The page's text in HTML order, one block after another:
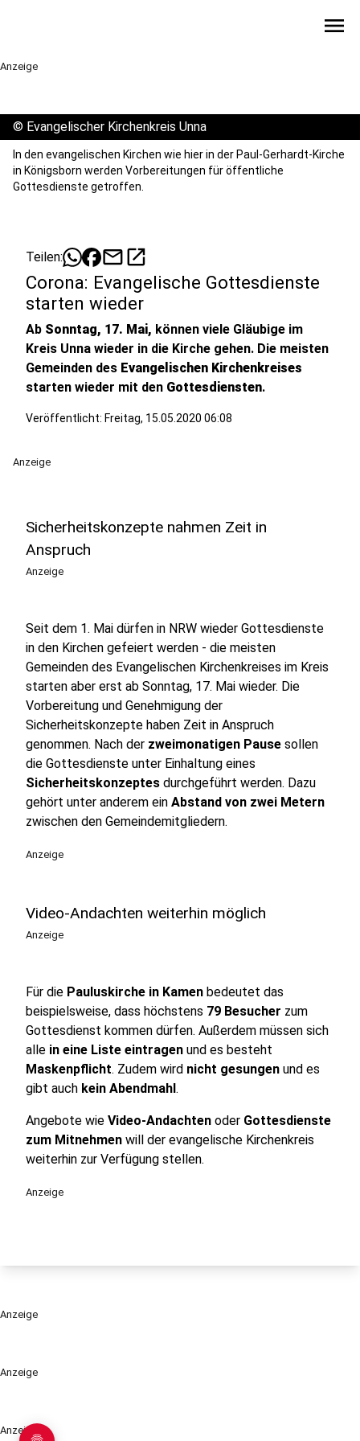
menu
Anzeige
Anzeige
Anzeige
© Evangelischer Kirchenkreis Unna
In den evangelischen Kirchen wie hier in der Paul-Gerhardt-Kirche
in Königsborn werden Vorbereitungen für öffentliche
Gottesdienste getroffen.
Teilen: mailopen_in_new
Corona: Evangelische Gottesdienste
starten wieder
Ab Sonntag, 17. Mai, können viele Gläubige im
Kreis Unna wieder in die Kirche gehen. Die meisten
Gemeinden des Evangelischen Kirchenkreises
starten wieder mit den Gottesdiensten.
Veröffentlicht: Freitag, 15.05.2020 06:08
Anzeige
Sicherheitskonzepte nahmen Zeit in
Anspruch
Anzeige
Seit dem 1. Mai dürfen in NRW wieder Gottesdienste
in den Kirchen gefeiert werden - die meisten
Gemeinden des Evangelischen Kirchenkreises im Kreis
starten aber erst ab Sonntag, 17. Mai wieder. Die
Vorbereitung und Genehmigung der
Sicherheitskonzepte haben Zeit in Anspruch
genommen. Nach der zweimonatigen Pause sollen
die Gottesdienste unter Einhaltung eines
Sicherheitskonzeptes durchgeführt werden. Dazu
gehört unter anderem ein Abstand von zwei Metern
zwischen den Gemeindemitgliedern.
Anzeige
Video-Andachten weiterhin möglich
Anzeige
Für die Pauluskirche in Kamen bedeutet das
beispielsweise, dass höchstens 79 Besucher zum
Gottesdienst kommen dürfen. Außerdem müssen sich
alle in eine Liste eintragen und es besteht
Maskenpflicht. Zudem wird nicht gesungen und es
gibt auch kein Abendmahl.
Angebote wie Video-Andachten oder Gottesdienste
zum Mitnehmen will der evangelische Kirchenkreis
weiterhin zur Verfügung stellen.
Anzeige
Anzeige